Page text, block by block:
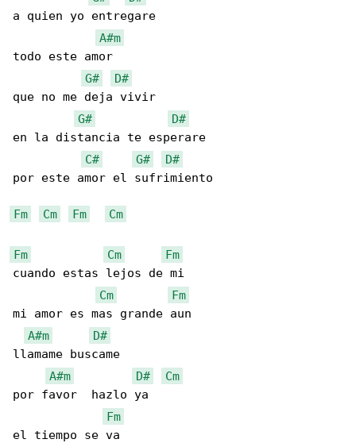
a quien yo entregare
A#m
todo este amor
G#
D#
que no me deja vivir
G#
D#
en la distancia te esperare
C#
G#
D#
por este amor el sufrimiento
Fm Cm Fm Cm
Fm Cm
Fm
cuando estas lejos de mi
Cm
Fm
mi amor es mas grande aun
A#m
D#
llamame buscame
A#m
D#
Cm
por favor  hazlo ya
Fm
el tiempo se va